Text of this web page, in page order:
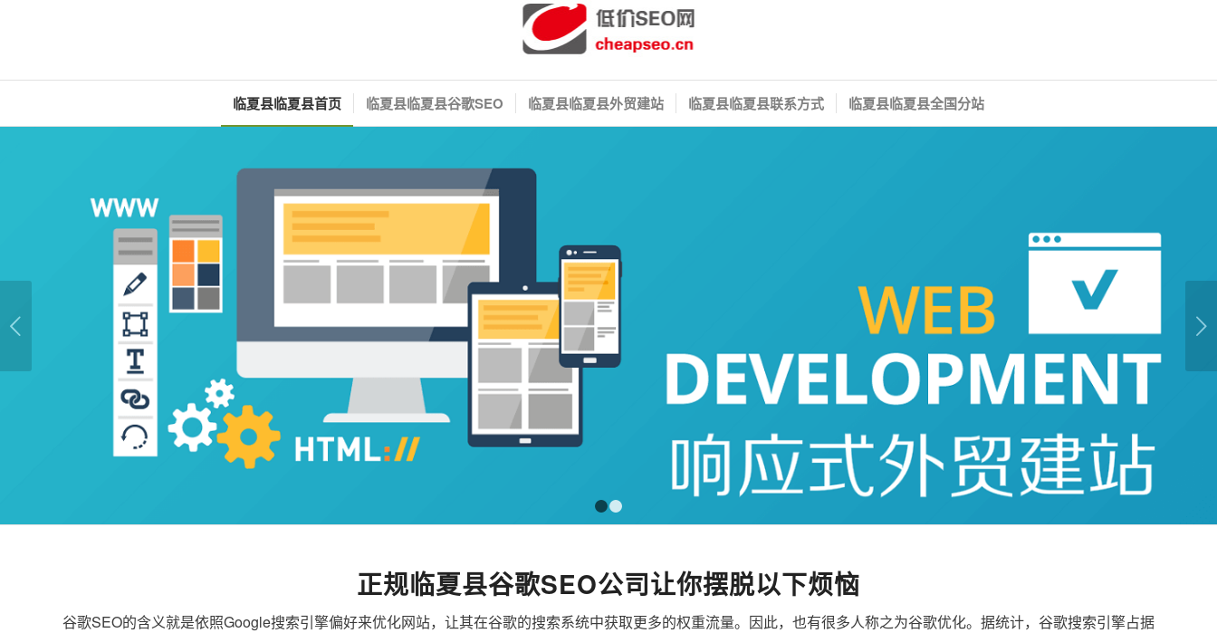
临夏县临夏县首页 临夏县临夏县谷歌SEO 临夏县临夏县外贸建站 临夏县临夏县联系方式 临夏县临夏县全国分站
下一页
正规临夏县谷歌SEO公司让你摆脱以下烦恼
谷歌SEO的含义就是依照Google搜索引擎偏好来优化网站，让其在谷歌的搜索系统中获取更多的权重流量。因此，也有很多人称之为谷歌优化。据统计，谷歌搜索引擎占据